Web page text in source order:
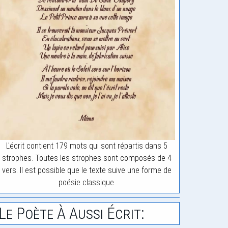
L'écrit contient 179 mots qui sont répartis dans 5
strophes. Toutes les strophes sont composés de 4
vers. Il est possible que le texte suive une forme de
poésie classique.
Poète À Aussi Écrit: